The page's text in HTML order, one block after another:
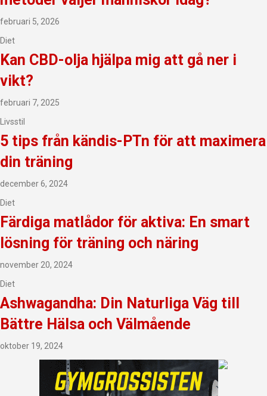
februari 5, 2026
Diet
Kan CBD-olja hjälpa mig att gå ner i
vikt?
februari 7, 2025
Livsstil
5 tips från kändis-PTn för att maximera
din träning
december 6, 2024
Diet
Färdiga matlådor för aktiva: En smart
lösning för träning och näring
november 20, 2024
Diet
Ashwagandha: Din Naturliga Väg till
Bättre Hälsa och Välmående
oktober 19, 2024